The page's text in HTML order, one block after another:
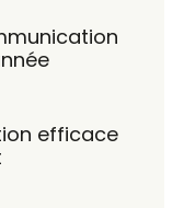
efficace